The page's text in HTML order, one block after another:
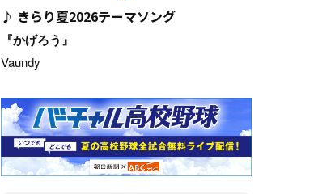
きらり夏2026テーマソング
『かげろう』
Vaundy